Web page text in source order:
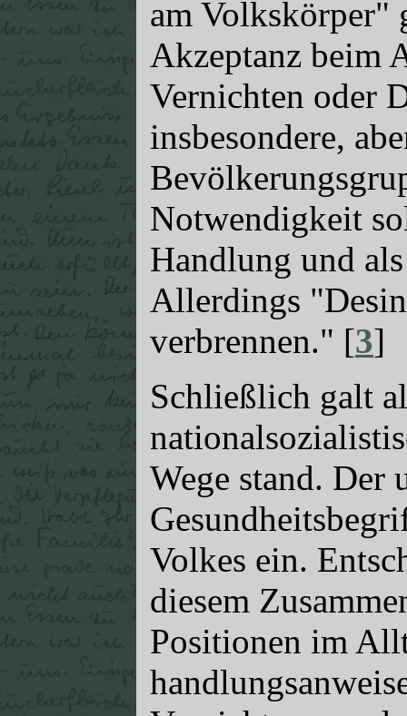
am Volkskörper"
Akzeptanz beim
Vernichten oder
insbesondere,
Notwendigkeit
Handlung und
Allerdings
verbrennen." [3]
Schließlich galt
Wege stand. Der
Volkes ein.
diesem
Positionen im